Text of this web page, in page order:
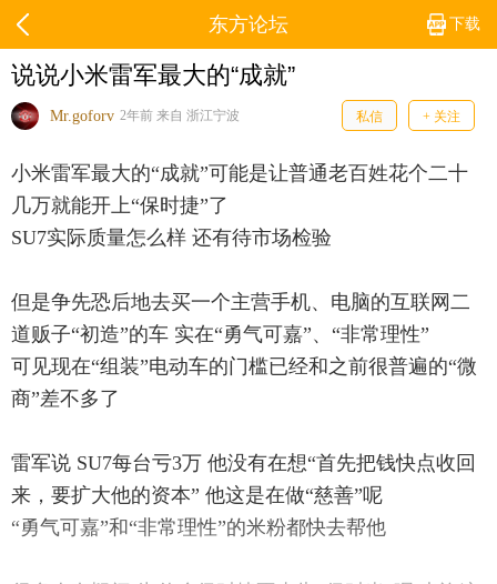
下载
东方论坛
说说小米雷军最大的“成就”
Mr.goforv 2年前 来自 浙江宁波 私信 + 关注
小米雷军最大的“成就”可能是让普通老百姓花个二十
几万就能开上“保时捷”了
SU7实际质量怎么样 还有待市场检验
但是争先恐后地去买一个主营手机、电脑的互联网二
道贩子“初造”的车 实在“勇气可嘉”、“非常理性”
可见现在“组装”电动车的门槛已经和之前很普遍的“微
商”差不多了
雷军说 SU7每台亏3万 他没有在想“首先把钱快点收回
来，要扩大他的资本” 他这是在做“慈善”呢
“勇气可嘉”和“非常理性”的米粉都快去帮他